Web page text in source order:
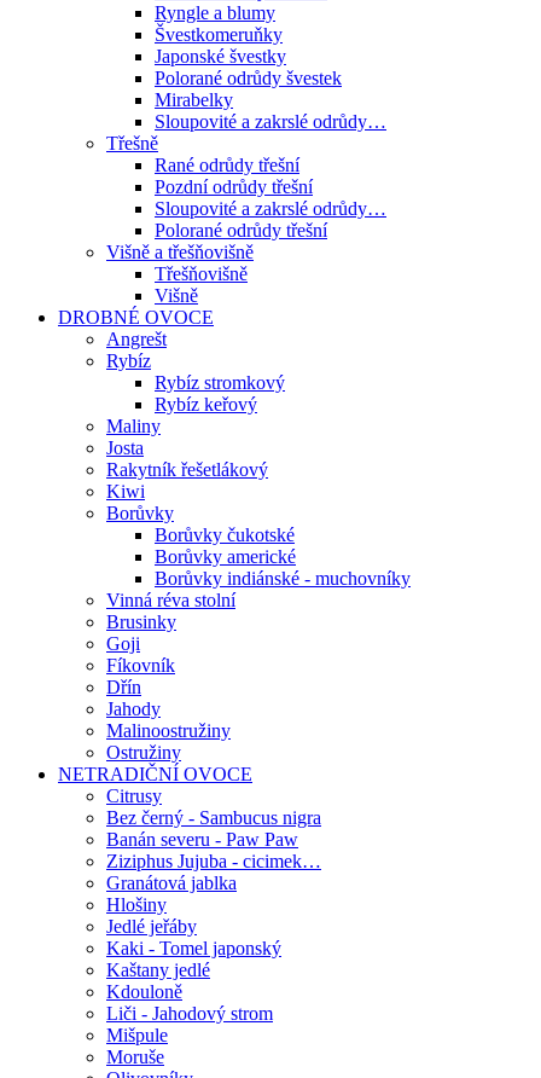
Ryngle a blumy
Švestkomeruňky
Japonské švestky
Polorané odrůdy švestek
Mirabelky
Sloupovité a zakrslé odrůdy…
Třešně
Rané odrůdy třešní
Pozdní odrůdy třešní
Sloupovité a zakrslé odrůdy…
Polorané odrůdy třešní
Višně a třešňovišně
Třešňovišně
Višně
DROBNÉ OVOCE
Angrešt
Rybíz
Rybíz stromkový
Rybíz keřový
Maliny
Josta
Rakytník řešetlákový
Kiwi
Borůvky
Borůvky čukotské
Borůvky americké
Borůvky indiánské - muchovníky
Vinná réva stolní
Brusinky
Goji
Fíkovník
Dřín
Jahody
Malinoostružiny
Ostružiny
NETRADIČNÍ OVOCE
Citrusy
Bez černý - Sambucus nigra
Banán severu - Paw Paw
Ziziphus Jujuba - cicimek…
Granátová jablka
Hlošiny
Jedlé jeřáby
Kaki - Tomel japonský
Kaštany jedlé
Kdouloně
Liči - Jahodový strom
Mišpule
Moruše